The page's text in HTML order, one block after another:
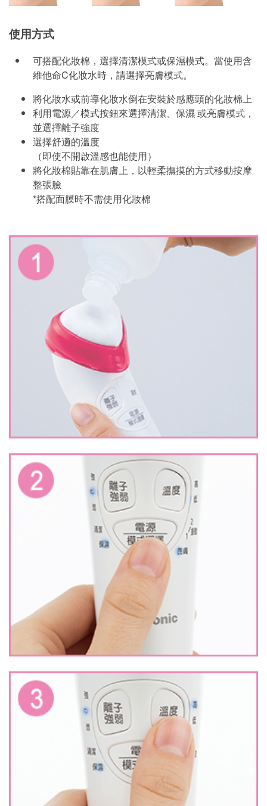
使用方式
可搭配化妝棉，選擇清潔模式或保濕模式。當使用含
維他命C化妝水時，請選擇亮膚模式。
將化妝水或前導化妝水倒在安裝於感應頭的化妝棉上
利用電源／模式按鈕來選擇清潔、保濕 或亮膚模式，
並選擇離子強度
選擇舒適的溫度
（即使不開啟溫感也能使用）
將化妝棉貼靠在肌膚上，以輕柔撫摸的方式移動按摩
整張臉
*搭配面膜時不需使用化妝棉